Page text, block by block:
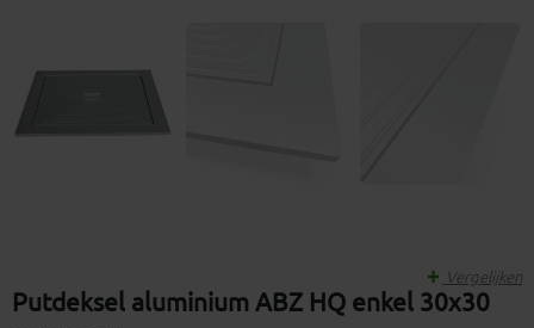
Putdeksel aluminium ABZ HQ enkel 30x30
Vergelijken